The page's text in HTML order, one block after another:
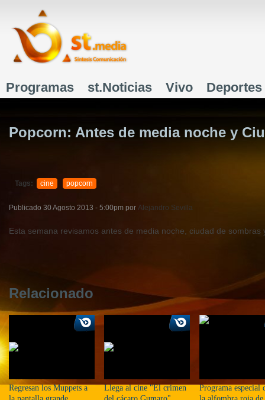
Menú principal
Programas st.Noticias Vivo Deportes
Popcorn: Antes de media noche y
Tags: cine popcorn
Publicado 30 Agosto 2013 - 5:00pm por Alejandro Sevilla
Esta semana revisamos antes de media noche, ciudad de
Relacionado
Regresan los Muppets a
Llega al cine "El crimen
Programa especial